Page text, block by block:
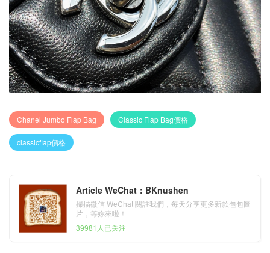
Chanel Jumbo Flap Bag Classic Flap Bag價格
classicflap價格
Article WeChat：BKnushen
掃描微信 WeChat 關註我們，每天分享更多新款包包圖
片，等妳來啦！
39981人已关注